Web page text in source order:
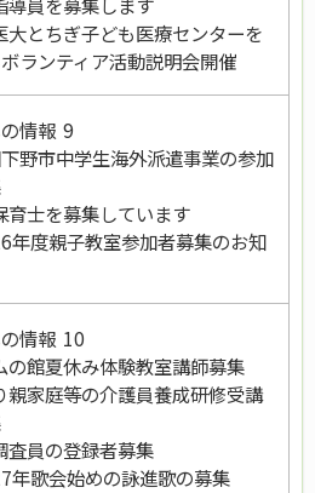
大とちぎ子ども医療センターを
ランティア活動説明会開催
情報 9
野市中学生海外派遣事業の参加
育士を募集しています
年度親子教室参加者募集のお知
情報 10
の館夏休み体験教室講師募集
親家庭等の介護員養成研修受講
査員の登録者募集
年歌会始めの詠進歌の募集